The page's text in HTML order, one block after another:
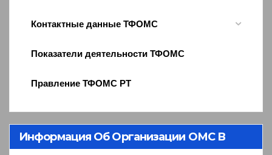
Контактные данные ТФОМС
Показатели деятельности ТФОМС
Правление ТФОМС РТ
Информация Об Организации ОМС В